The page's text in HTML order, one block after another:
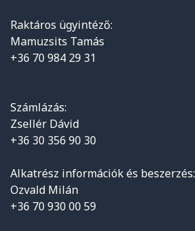
Raktáros ügyintéző:
Mamuzsits Tamás
+36 70 984 29 31
Számlázás:
Zsellér Dávid
+36 30 356 90 30
Alkatrész információk és beszerzés:
Ozvald Milán
+36 70 930 00 59